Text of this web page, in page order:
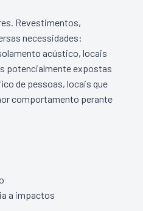
Revestimentos,
necessidades:
acústico, locais
potencialmente expostas
de pessoas, locais que
comportamento perante
a impactos